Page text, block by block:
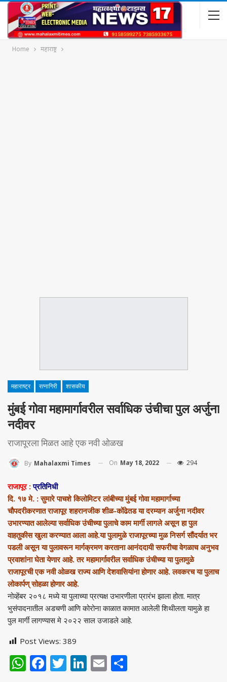
Home महाराष्ट्र
महाराष्ट्र रत्नागिरी शासकीय
मुंबई गोवा महामार्गावरील सर्वाधिक उंचीचा पुल अर्जुना
नदीवर
राजापूरला मिळत आहे एक नवी ओळख
By Mahalaxmi Times On May 18, 2022 294
राजापूर:प्रतिनिधी
दि. १७ मे. : सुमारे पाचशे किलोमिटर लांबीच्या मुंबई गोवा महामार्गाच्या
चौपदरीकरणात राजापूर शहरानजीक शीळ-कोंढेतड या दरम्यान अर्जुना नदीवर
उभारण्यात आलेल्या सर्वाधिक उंचीच्या पुलाचे काम मार्गी लागले असून हा पुल
वाहतुकीस खुला करण्यात आला आहे.या पुलामुळे राजापूरच्या मुळ निसर्ग सौंदर्यात भर
पडली असून या पुलावरून मार्गक्रमण करताना आनंददायी सफरीचा वेगळाच अनुभव
प्रवाशांना घेता येणार आहे. तर महामार्गावरील सर्वाधिक उंचीच्या या पुलामुळे
राजापूरची एक नवी ओळख राज्य आणि देशवासियांना होणार आहे. लवकरच या पुलाच
लोकार्पण् सोहळा होणार आहे.
नोव्हेंबर २०१८ मध्ये या पुलाच्या प्रत्यक्ष उभारणीला प्रारंभ झाला होता. मात्र
भुसंपादनातील अडचणी आणि कोरोना काळात कामात आलेली शिथीलता यामुळे हा
पुल मार्गी लागण्यास मे २०२२ साल उजाडले आहे.
Post Views: 389
WhatsApp
Facebook
Twitter
LinkedIn
Email